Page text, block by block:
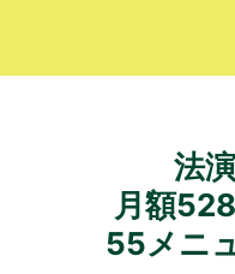
法
月額
55メニ